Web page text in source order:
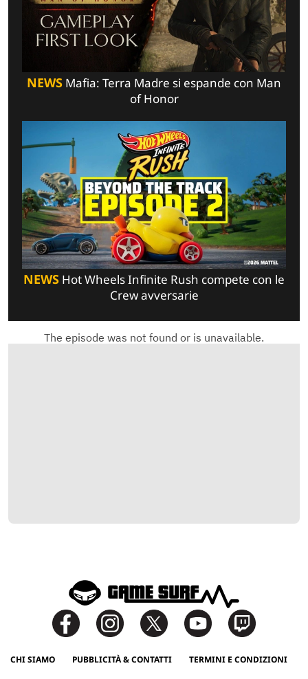
NEWS Mafia: Terra Madre si espande con Man
of Honor
NEWS Hot Wheels Infinite Rush compete con le
Crew avversarie
CHI SIAMO PUBBLICITÀ & CONTATTI TERMINI E CONDIZIONI